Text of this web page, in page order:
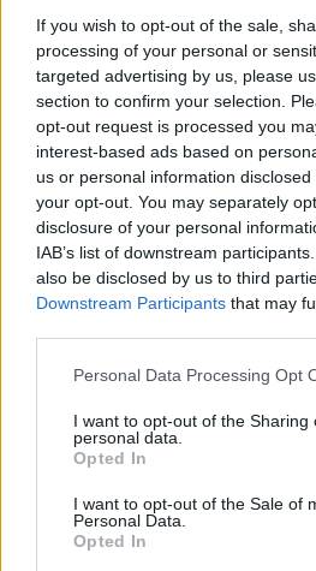
If you wish to opt-out of the sale,
processing of your personal or
targeted advertising by us, please
section to confirm your selection.
opt-out request is processed you
interest-based ads based on
us or personal information
your opt-out. You may separately
disclosure of your personal
IAB’s list of downstream
also be disclosed by us to third
Downstream Participants that may
Personal Data Processing Opt
I want to opt-out of the Sharing
personal data.
Opted In
I want to opt-out of the Sale of
Personal Data.
Opted In
azt írja, hogy a jelentkező
megoldásokkal hárítják el,
gyártól eddig nem sok
Property Investment Forum 2026A
legnagyobb üzleti és networking
alkalommal!Információ és
a fő probléma, hogy a
pénz, valójában nem elég a
több esetben spórolni kellett.
automatikus vonatvezérlő
KEDVES OLVASÓNK!
A keresett cikk a portfolio.hu
tartozik, melynek olvasása
Az előfizetés a következőket
Portfolio.hu teljes